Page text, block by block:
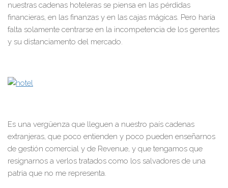
nuestras cadenas hoteleras se piensa en las pérdidas
financieras, en las finanzas y en las cajas mágicas. Pero haría
falta solamente centrarse en la incompetencia de los gerentes
y su distanciamento del mercado.
Es una vergüenza que lleguen a nuestro país cadenas
extranjeras, que poco entienden y poco pueden enseñarnos
de gestión comercial y de Revenue, y que tengamos que
resignarnos a verlos tratados como los salvadores de una
patria que no me representa.